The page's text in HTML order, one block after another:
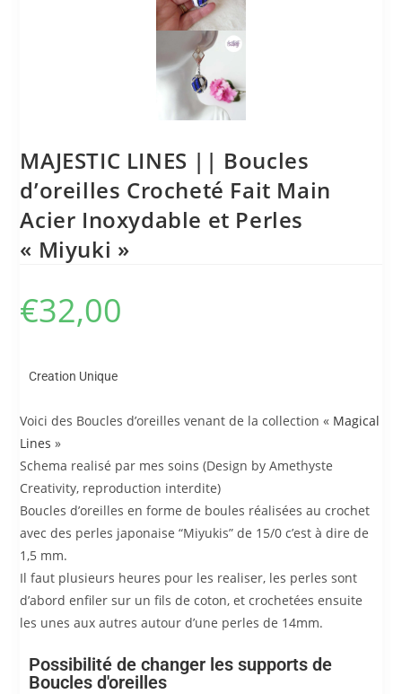
MAJESTIC LINES || Boucles
d’oreilles Crocheté Fait Main
Acier Inoxydable et Perles
« Miyuki »
€32,00
Creation Unique
Voici des Boucles d’oreilles venant de la collection « Magical
Lines »
Schema realisé par mes soins (Design by Amethyste
Creativity, reproduction interdite)
Boucles d’oreilles en forme de boules réalisées au crochet
avec des perles japonaise “Miyukis” de 15/0 c’est à dire de
1,5 mm.
Il faut plusieurs heures pour les realiser, les perles sont
d’abord enfiler sur un fils de coton, et crochetées ensuite
les unes aux autres autour d’une perles de 14mm.
Possibilité de changer les supports de
Boucles d'oreilles